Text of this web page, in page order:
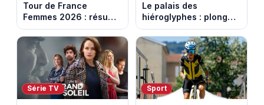
Tour de France
Femmes 2026 : résumé
vidéo de la 9e étape
entre Sisteron et Nice
Le palais des
hiéroglyphes : plongez
dans la tombe
égyptienne qui fascine
les archéologues
Série TV Sport